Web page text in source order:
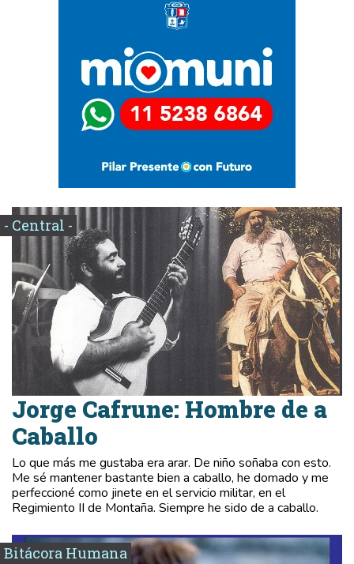
- Central -
Jorge Cafrune: Hombre de a
Caballo
Lo que más me gustaba era arar. De niño soñaba con esto.
Me sé mantener bastante bien a caballo, he domado y me
perfeccioné como jinete en el servicio militar, en el
Regimiento II de Montaña. Siempre he sido de a caballo.
Bitácora Humana